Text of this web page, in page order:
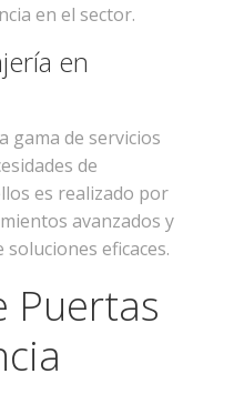
en el sector.
en
gama de servicios
de
es realizado por
avanzados y
eficaces.
Puertas